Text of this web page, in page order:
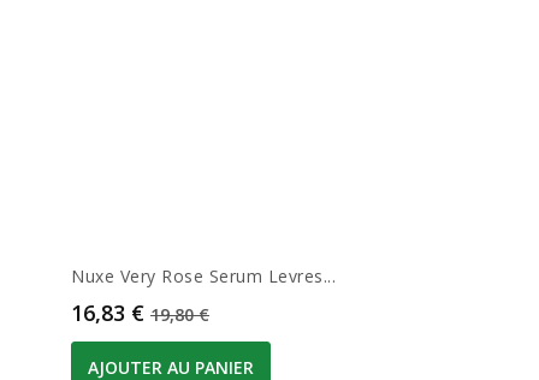
Nuxe Very Rose Serum Levres...
Prix
16,83 € Prix de base
19,80 €
AJOUTER AU PANIER